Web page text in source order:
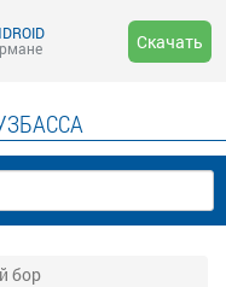
Скачать
бор